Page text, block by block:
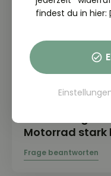
Motorrad stark
findest du in hier: